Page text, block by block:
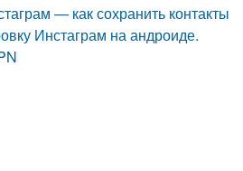
— как сохранить контакты
Инстаграм на андроиде.